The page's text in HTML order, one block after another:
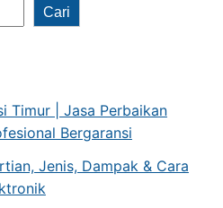
Cari
Timur | Jasa Perbaikan
Bergaransi
Jenis, Dampak & Cara